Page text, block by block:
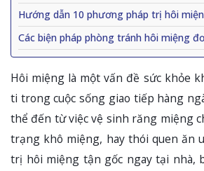
Hướng dẫn 10 phương pháp trị hôi
Các biện pháp phòng tránh hôi miệng
Hôi miệng là một vấn đề sức khỏe
ti trong cuộc sống giao tiếp hàng
thể đến từ việc vệ sinh răng miệng
trạng khô miệng, hay thói quen ăn
trị hôi miệng tận gốc ngay tại nhà,